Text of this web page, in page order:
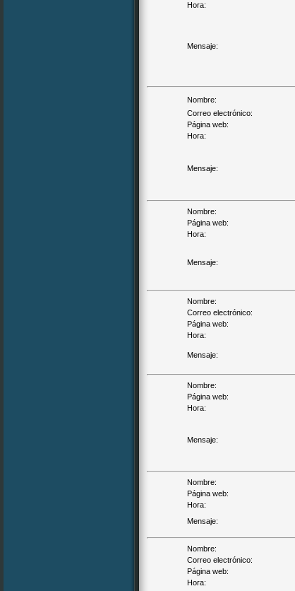
Hora:
Mensaje:
Nombre:
Correo electrónico:
Página web:
Hora:
Mensaje:
Nombre:
Página web:
Hora:
Mensaje:
Nombre:
Correo electrónico:
Página web:
Hora:
Mensaje:
Nombre:
Página web:
Hora:
Mensaje:
Nombre:
Página web:
Hora:
Mensaje:
Nombre:
Correo electrónico:
Página web:
Hora: